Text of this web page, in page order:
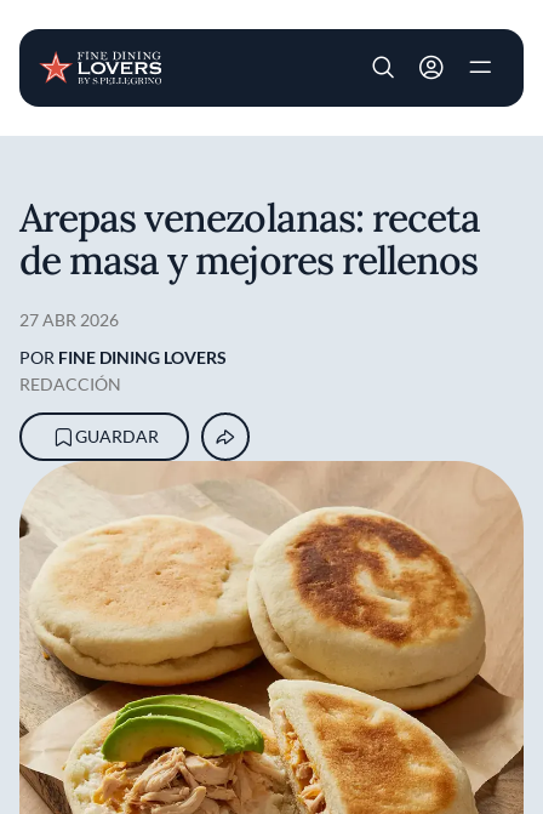
User account
Arepas venezolanas: receta
de masa y mejores rellenos
27 ABR 2026
POR FINE DINING LOVERS
REDACCIÓN
GUARDAR